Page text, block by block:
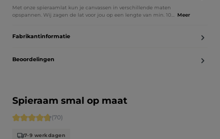
Met onze spieraamlat kun je canvassen in verschillende maten
opspannen. Wij zagen de lat voor jou op een lengte van min. 10… Meer
Fabrikantinformatie
Beoordelingen
Spieraam smal op maat
Gemiddelde score van 4.84 op 5 sterren
(70)
7-9 werkdagen